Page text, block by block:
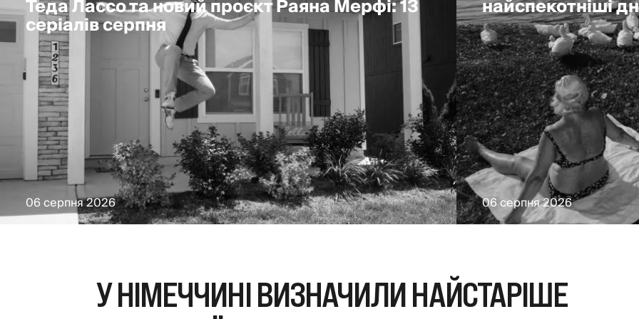
Теда Лассо та новий проєкт Раяна Мерфі: 13
серіалів серпня
06 серпня 2026
найспекотніші
06 серпня 2026
У НІМЕЧЧИНІ ВИЗНАЧИЛИ НАЙСТАРІШЕ